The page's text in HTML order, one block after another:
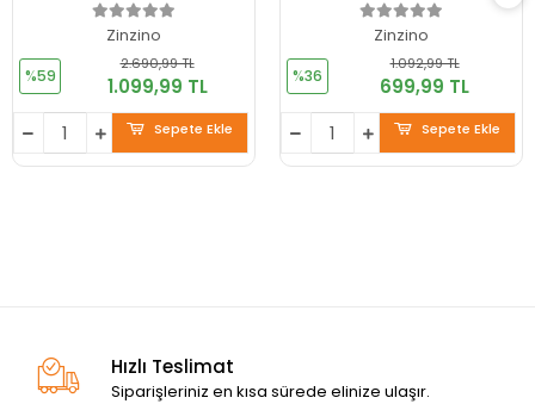
Zinzino
%59
2.690,99 TL
1.099,99 TL
Sepete Ekle
Zinzino
%36
1.092,99 TL
699,99 TL
Sepete Ekle
Hızlı Teslimat
Siparişleriniz en kısa sürede elinize ulaşır.